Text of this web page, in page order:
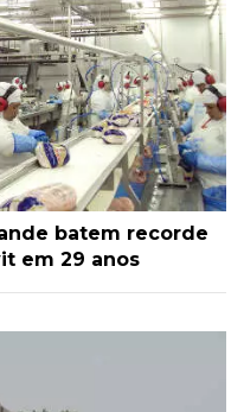
batem recorde
em 29 anos